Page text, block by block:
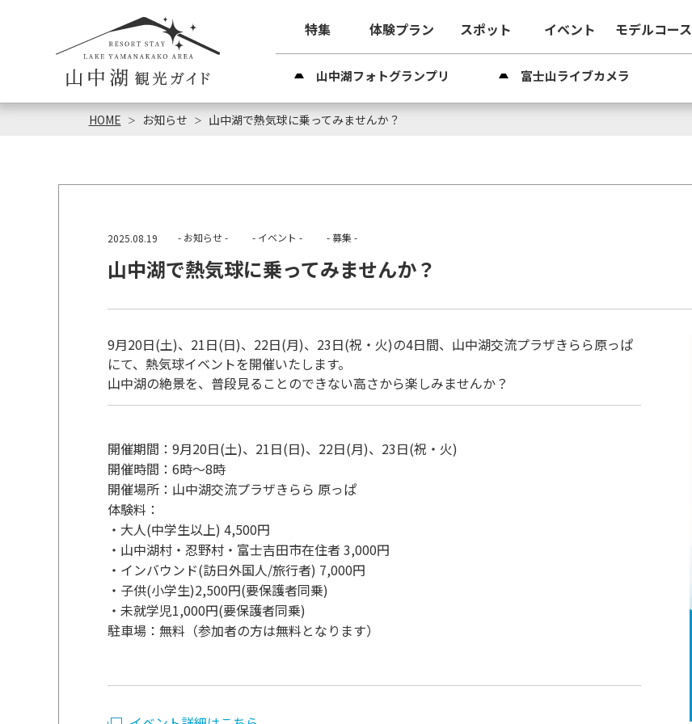
特集 体験プラン スポット イベント モデルコース
山中湖フォトグランプリ 富士山ライブカメラ
HOME お知らせ 山中湖で熱気球に乗ってみませんか？
2025.08.19 - お知らせ - - イベント - - 募集 -
山中湖で熱気球に乗ってみませんか？
9月20日(土)、21日(日)、22日(月)、23日(祝・火)の4日間、山中湖交流プラザきらら原っぱ
にて、熱気球イベントを開催いたします。
山中湖の絶景を、普段見ることのできない高さから楽しみませんか？
開催期間：9月20日(土)、21日(日)、22日(月)、23日(祝・火)
開催時間：6時～8時
開催場所：山中湖交流プラザきらら 原っぱ
体験料：
・大人(中学生以上) 4,500円
・山中湖村・忍野村・富士吉田市在住者 3,000円
・インバウンド(訪日外国人/旅行者) 7,000円
・子供(小学生)2,500円(要保護者同乗)
・未就学児1,000円(要保護者同乗)
駐車場：無料（参加者の方は無料となります）